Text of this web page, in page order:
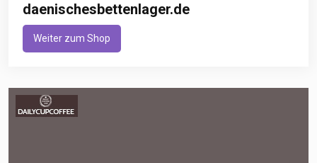
daenischesbettenlager.de
Weiter zum Shop